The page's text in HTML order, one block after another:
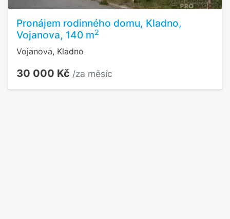
Pronájem rodinného domu, Kladno,
Vojanova, 140 m2
Vojanova, Kladno
30 000 Kč /za měsíc